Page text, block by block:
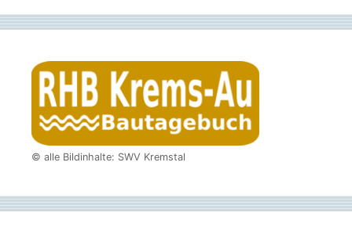
© alle Bildinhalte: SWV Kremstal